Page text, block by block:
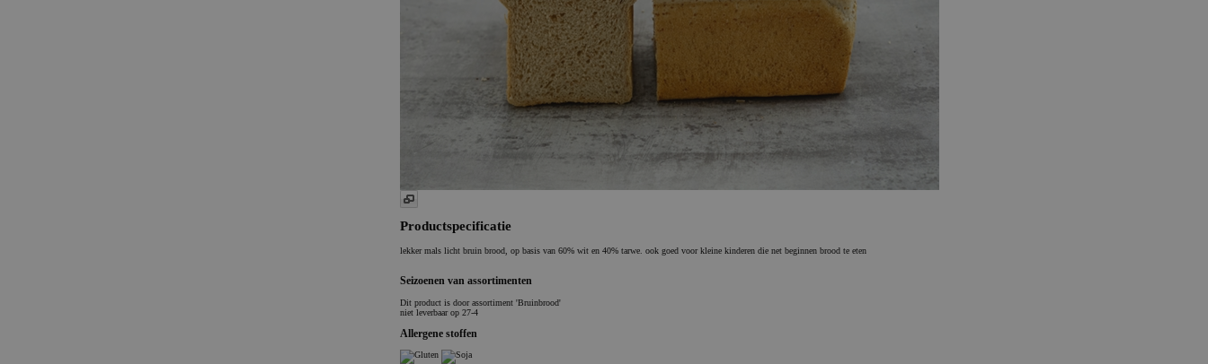
Productspecificatie
lekker mals licht bruin brood, op basis van 60% wit en 40% tarwe. ook goed voor kleine kinderen die net beginnen brood te eten
Seizoenen van assortimenten
Dit product isdoor assortiment 'Bruinbrood'
niet leverbaar op 27-4
Allergene stoffen